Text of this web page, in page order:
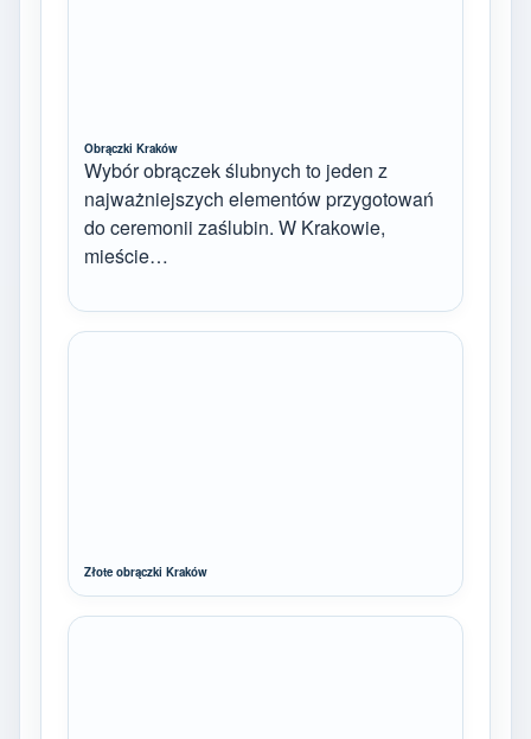
Obrączki Kraków
Wybór obrączek ślubnych to jeden z
najważniejszych elementów przygotowań
do ceremonii zaślubin. W Krakowie,
mieście…
Złote obrączki Kraków